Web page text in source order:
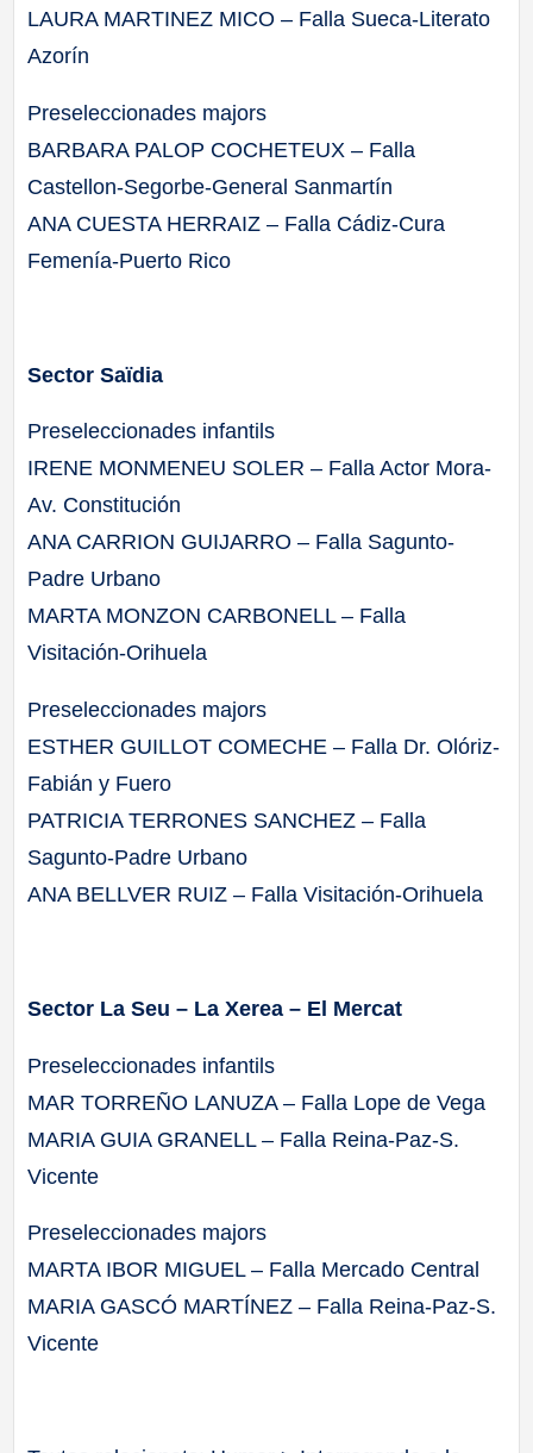
LAURA MARTINEZ MICO – Falla Sueca-Literato
Azorín
Preseleccionades majors
BARBARA PALOP COCHETEUX – Falla
Castellon-Segorbe-General Sanmartín
ANA CUESTA HERRAIZ – Falla Cádiz-Cura
Femenía-Puerto Rico
Sector Saïdia
Preseleccionades infantils
IRENE MONMENEU SOLER – Falla Actor Mora-
Av. Constitución
ANA CARRION GUIJARRO – Falla Sagunto-
Padre Urbano
MARTA MONZON CARBONELL – Falla
Visitación-Orihuela
Preseleccionades majors
ESTHER GUILLOT COMECHE – Falla Dr. Olóriz-
Fabián y Fuero
PATRICIA TERRONES SANCHEZ – Falla
Sagunto-Padre Urbano
ANA BELLVER RUIZ – Falla Visitación-Orihuela
Sector La Seu – La Xerea – El Mercat
Preseleccionades infantils
MAR TORREÑO LANUZA – Falla Lope de Vega
MARIA GUIA GRANELL – Falla Reina-Paz-S.
Vicente
Preseleccionades majors
MARTA IBOR MIGUEL – Falla Mercado Central
MARIA GASCÓ MARTÍNEZ – Falla Reina-Paz-S.
Vicente